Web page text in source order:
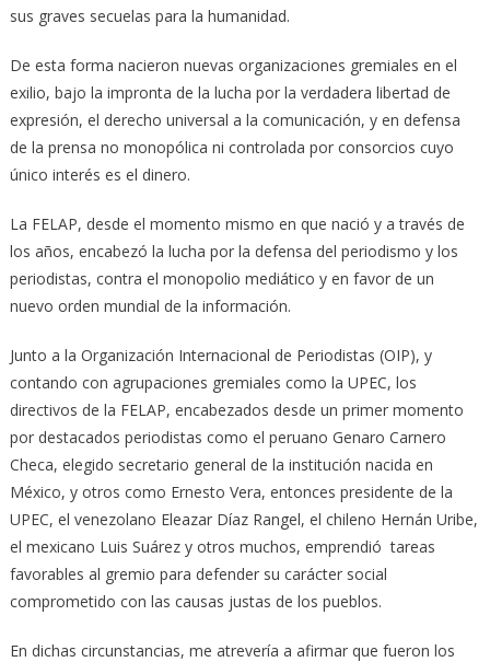
sus graves secuelas para la humanidad.
De esta forma nacieron nuevas organizaciones gremiales en el
exilio, bajo la impronta de la lucha por la verdadera libertad de
expresión, el derecho universal a la comunicación, y en defensa
de la prensa no monopólica ni controlada por consorcios cuyo
único interés es el dinero.
La FELAP, desde el momento mismo en que nació y a través de
los años, encabezó la lucha por la defensa del periodismo y los
periodistas, contra el monopolio mediático y en favor de un
nuevo orden mundial de la información.
Junto a la Organización Internacional de Periodistas (OIP), y
contando con agrupaciones gremiales como la UPEC, los
directivos de la FELAP, encabezados desde un primer momento
por destacados periodistas como el peruano Genaro Carnero
Checa, elegido secretario general de la institución nacida en
México, y otros como Ernesto Vera, entonces presidente de la
UPEC, el venezolano Eleazar Díaz Rangel, el chileno Hernán Uribe,
el mexicano Luis Suárez y otros muchos, emprendió tareas
favorables al gremio para defender su carácter social
comprometido con las causas justas de los pueblos.
En dichas circunstancias, me atrevería a afirmar que fueron los